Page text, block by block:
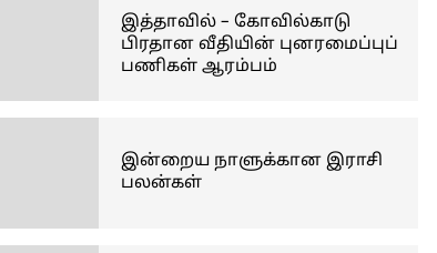
இத்தாவில் – கோவில்காடு
பிரதான வீதியின் புனரமைப்புப்
பணிகள் ஆரம்பம்
இன்றைய நாளுக்கான இராசி
பலன்கள்